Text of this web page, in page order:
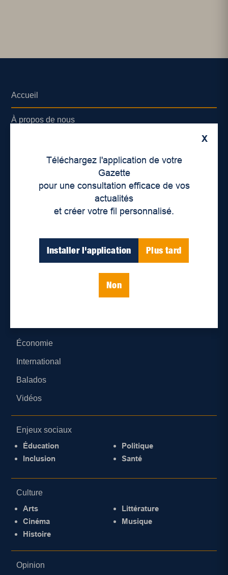
X
Téléchargez l'application de votre
Gazette
pour une consultation efficace de vos
actualités
et créer votre fil personnalisé.
Installer l'application Plus tard
Non
Accueil
À propos de nous
Lieux de distribution
Économie
International
Balados
Vidéos
Enjeux sociaux
Éducation
Inclusion
Politique
Santé
Culture
Arts
Cinéma
Histoire
Littérature
Musique
Opinion